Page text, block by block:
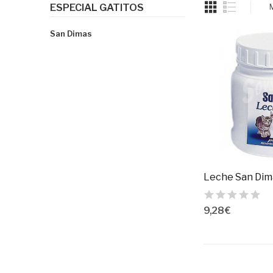
ESPECIAL GATITOS
San Dimas
9,28 €